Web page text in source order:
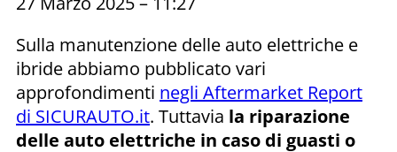
Sulla manutenzione delle auto elettriche e
ibride abbiamo pubblicato vari
approfondimenti negli Aftermarket Report
di SICURAUTO.it. Tuttavia la riparazione
delle auto elettriche in caso di guasti o